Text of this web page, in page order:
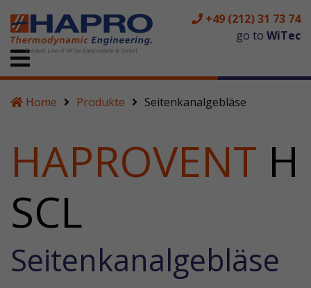
+49 (212) 31 73 74
go to WiTec
Home Produkte Seitenkanalgebläse
HAPROVENT H
SCL
Seitenkanalgebläse